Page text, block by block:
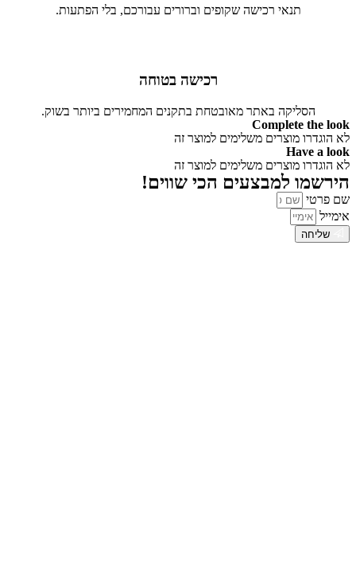
תנאי רכישה שקופים וברורים עבורכם, בלי הפתעות.
רכישה בטוחה
הסליקה באתר מאובטחת בתקנים המחמירים ביותר בשוק.
Complete the look
לא הוגדרו מוצרים משלימים למוצר זה
Have a look
לא הוגדרו מוצרים משלימים למוצר זה
הירשמו למבצעים הכי שווים!
שם פרטי
אימייל
שליחה